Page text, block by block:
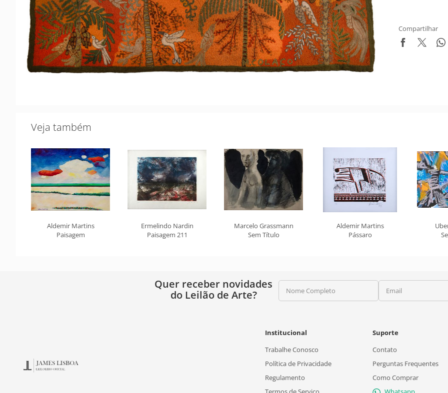
Compartilhar
Veja também
Aldemir Martins
Paisagem
Ermelindo Nardin
Paisagem 211
Marcelo Grassmann
Sem Título
Aldemir Martins
Pássaro
Quer receber novidades
do Leilão de Arte?
Nome Completo Email
Institucional
Trabalhe Conosco
Política de Privacidade
Regulamento
Suporte
Contato
Perguntas Frequentes
Como Comprar